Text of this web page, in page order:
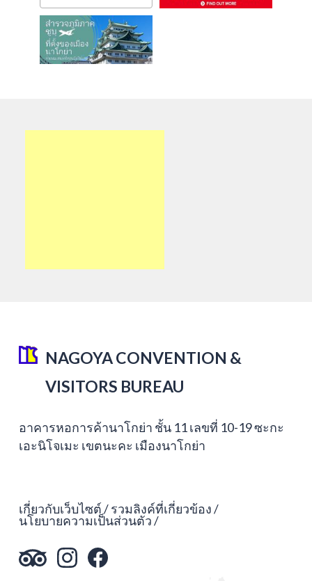
NAGOYA CONVENTION &
VISITORS BUREAU
อาคารหอการค้านาโกย่า ชั้น 11 เลขที่ 10-19 ซะกะ
เอะนิโจเมะ เขตนะคะ เมืองนาโกย่า
เกี่ยวกับเว็บไซต์ รวมลิงค์ที่เกี่ยวข้อง
นโยบายความเป็นส่วนตัว